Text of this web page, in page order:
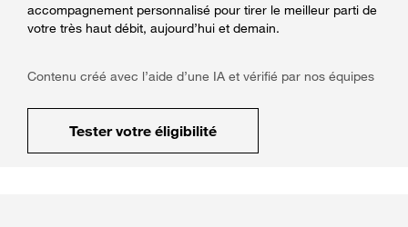
accompagnement personnalisé pour tirer le meilleur parti de
votre très haut débit, aujourd’hui et demain.
Contenu créé avec l’aide d’une IA et vérifié par nos équipes
Tester votre éligibilité